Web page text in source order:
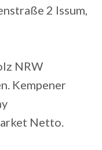
2 Issum,
NRW
Kempener
Netto.